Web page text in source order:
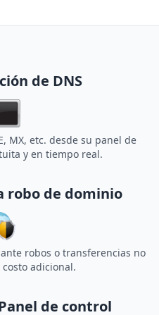
de DNS
MX, etc. desde su panel de
y en tiempo real.
robo de dominio
robos o transferencias no
adicional.
de control